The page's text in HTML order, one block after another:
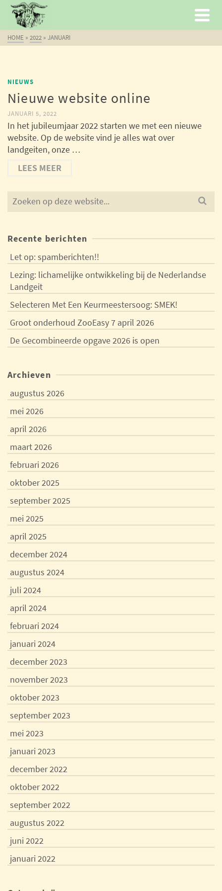
HOME » 2022 » JANUARI
NIEUWS
Nieuwe website online
JANUARI 5, 2022
In het jubileumjaar 2022 starten we met een nieuwe
website. Op de website vind je alles wat over
landgeiten, onze …
LEES MEER
Search
Recente berichten
Let op: spamberichten!!
Lezing: lichamelijke ontwikkeling bij de Nederlandse
Landgeit
Selecteren Met Een Keurmeestersoog: SMEK!
Groot onderhoud ZooEasy 7 april 2026
De Gecombineerde opgave 2026 is open
Archieven
augustus 2026
mei 2026
april 2026
maart 2026
februari 2026
oktober 2025
september 2025
mei 2025
april 2025
december 2024
augustus 2024
juli 2024
april 2024
februari 2024
januari 2024
december 2023
november 2023
oktober 2023
september 2023
mei 2023
januari 2023
december 2022
oktober 2022
september 2022
augustus 2022
juni 2022
januari 2022